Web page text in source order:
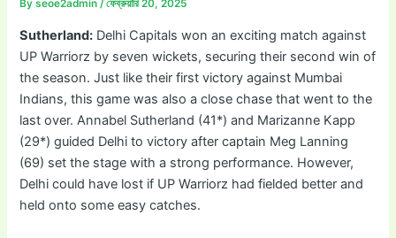
Byseoe2admin/ফেব্রুয়ারি 20, 2025
Sutherland: Delhi Capitals won an exciting match against
UP Warriorz by seven wickets, securing their second win of
the season. Just like their first victory against Mumbai
Indians, this game was also a close chase that went to the
last over. Annabel Sutherland (41*) and Marizanne Kapp
(29*) guided Delhi to victory after captain Meg Lanning
(69) set the stage with a strong performance. However,
Delhi could have lost if UP Warriorz had fielded better and
held onto some easy catches.